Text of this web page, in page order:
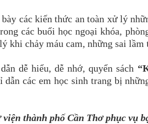
các kiến thức an toàn xử lý
các buổi học ngoại khóa,
khi chảy máu cam, những sai lầm
dễ hiểu, dễ nhớ, quyển sách
dẫn các em học sinh trang bị
thành phố Cần Thơ phục vụ